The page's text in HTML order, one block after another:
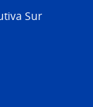
Sur